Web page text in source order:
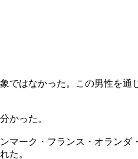
ではなかった。この男性を通
かった。
ーク・フランス・オランダ
た。